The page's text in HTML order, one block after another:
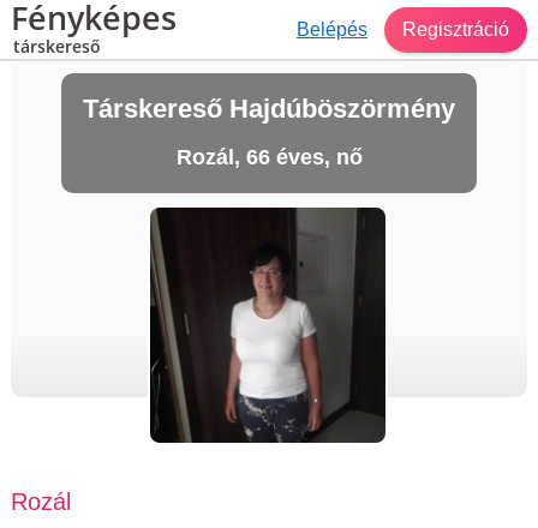
Fényképes
társkereső
Belépés Regisztráció
Társkereső Hajdúböszörmény
Rozál, 66 éves, nő
Rozál